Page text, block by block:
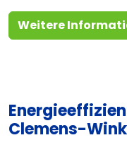
Weitere
Clemens-